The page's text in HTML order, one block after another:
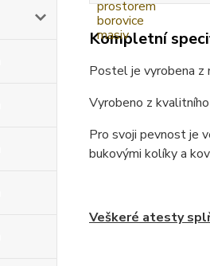
Kompletní
Postel je vyrobena z
Vyrobeno z
Pro svoji pevnost je
bukovými kolíky a
Veškeré atesty